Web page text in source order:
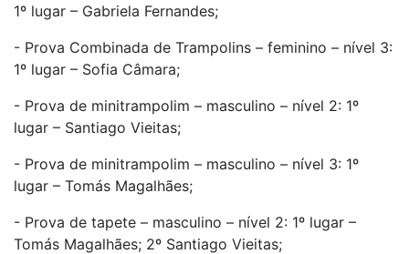
1º lugar – Gabriela Fernandes;
- Prova Combinada de Trampolins – feminino – nível 3:
1º lugar – Sofia Câmara;
- Prova de minitrampolim – masculino – nível 2: 1º
lugar – Santiago Vieitas;
- Prova de minitrampolim – masculino – nível 3: 1º
lugar – Tomás Magalhães;
- Prova de tapete – masculino – nível 2: 1º lugar –
Tomás Magalhães; 2º Santiago Vieitas;